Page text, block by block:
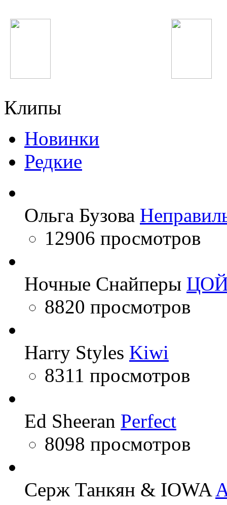
Клипы
Новинки
Редкие
Ольга Бузова
12906 просмотров
Ночные Снайперы
8820 просмотров
Harry Styles Kiwi
8311 просмотров
Ed Sheeran Perfect
8098 просмотров
Серж Танкян & IOWA